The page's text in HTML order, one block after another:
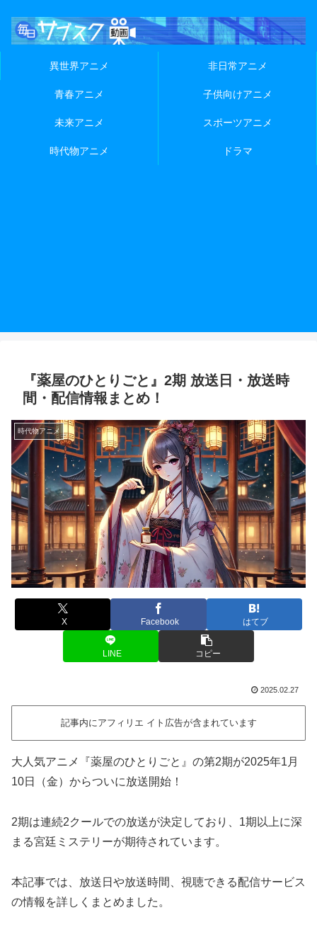
異世界アニメ 非日常アニメ
青春アニメ 子供向けアニメ
未来アニメ スポーツアニメ
時代物アニメ ドラマ
『薬屋のひとりごと』2期 放送日・放送時
間・配信情報まとめ！
時代物アニメ
X Facebook はてブ
LINE コピー
2025.02.27
記事内にアフィリエ イト広告が含まれています
大人気アニメ『薬屋のひとりごと』の第2期が2025年1月
10日（金）からついに放送開始！
2期は連続2クールでの放送が決定しており、1期以上に深
まる宮廷ミステリーが期待されています。
本記事では、放送日や放送時間、視聴できる配信サービス
の情報を詳しくまとめました。